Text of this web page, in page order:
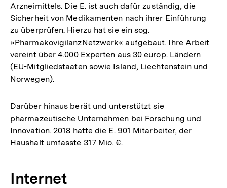
Arzneimittels. Die E. ist auch dafür zuständig, die
Sicherheit von Medikamenten nach ihrer Einführung
zu überprüfen. Hierzu hat sie ein sog.
»PharmakovigilanzNetzwerk« aufgebaut. Ihre Arbeit
vereint über 4.000 Experten aus 30 europ. Ländern
(EU-Mitgliedstaaten sowie Island, Liechtenstein und
Norwegen).
Darüber hinaus berät und unterstützt sie
pharmazeutische Unternehmen bei Forschung und
Innovation. 2018 hatte die E. 901 Mitarbeiter, der
Haushalt umfasste 317 Mio. €.
Internet